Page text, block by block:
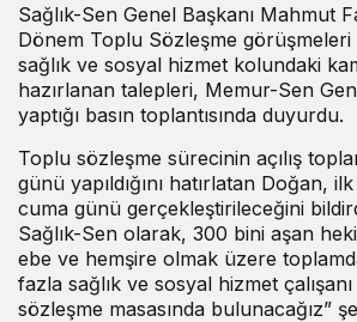
Sağlık-Sen Genel Başkanı Mahmut
Dönem Toplu Sözleşme görüşmeleri
sağlık ve sosyal hizmet kolundaki
hazırlanan talepleri, Memur-Sen
yaptığı basın toplantısında duyurdu.
Toplu sözleşme sürecinin açılış
günü yapıldığını hatırlatan Doğan,
cuma günü gerçekleştirileceğini
Sağlık-Sen olarak, 300 bini aşan
ebe ve hemşire olmak üzere
fazla sağlık ve sosyal hizmet
sözleşme masasında bulunacağız”